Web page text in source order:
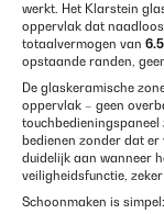
werkt. Het Klarstein
oppervlak dat
totaalvermogen van
opstaande randen,
De glaskeramische
oppervlak – geen
bedienen zonder dat
duidelijk aan wanneer
veiligheidsfunctie,
Schoonmaken is